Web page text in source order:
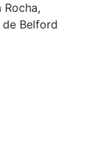
Belford